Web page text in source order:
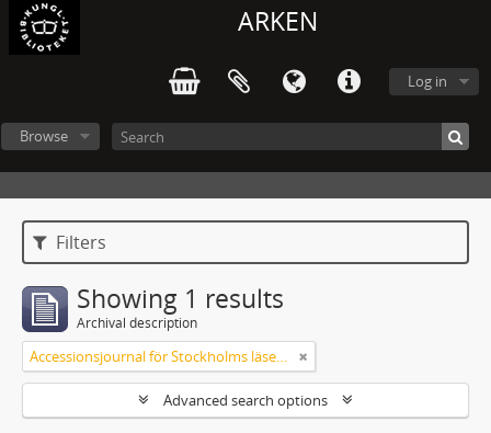
ARKEN
Log in
Browse
Filters
Showing 1 results
Archival description
Accessionsjournal för Stockholms läsesalong
Advanced search options